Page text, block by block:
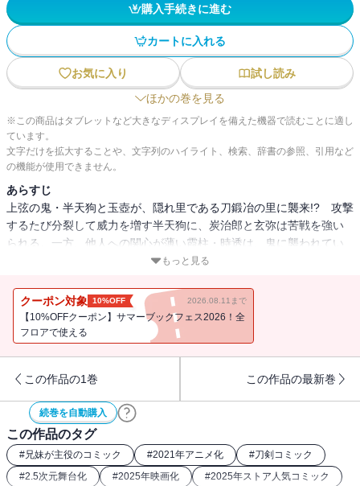
購入手続きに進む
カートに入れる
お気に入り
試し読み
ほかの巻を見る
※この商品はタブレットなど大きなディスプレイを備えた機器で読むことに適し
ています。
文字だけを拡大することや、文字列のハイライト、検索、辞書の参照、引用など
の機能が使用できません。
あらすじ
上弦の鬼・半天狗と玉壺が、隠れ里である刀鍛冶の里に襲来!? 攻撃
するたび分裂して威力を増す半天狗に、炭治郎と玄弥は苦戦を強い
られる。一方、他人への関心が薄い霞柱・時透は、鬼に襲われてい
もっと見る
クーポン対象 10%OFF 2026.08.11まで
【10%OFFクーポン】サマーブックフェス2026！全
フロアで使える
この作品の1巻 この作品の最新巻
続巻を自動購入
この作品のタグ
#兄妹が主役のコミック #2021年アニメ化 #刀剣コミック
#2.5次元舞台化 #2025年映画化 #2025年ストア人気コミック